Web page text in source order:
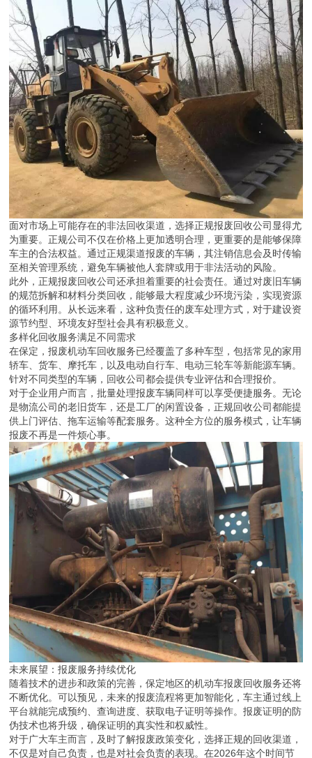
面对市场上可能存在的非法回收渠道，选择正规报废回收公司显得尤
为重要。正规公司不仅在价格上更加透明合理，更重要的是能够保障
车主的合法权益。通过正规渠道报废的车辆，其注销信息会及时传输
至相关管理系统，避免车辆被他人套牌或用于非法活动的风险。
此外，正规报废回收公司还承担着重要的社会责任。通过对废旧车辆
的规范拆解和材料分类回收，能够最大程度减少环境污染，实现资源
的循环利用。从长远来看，这种负责任的废车处理方式，对于建设资
源节约型、环境友好型社会具有积极意义。
多样化回收服务满足不同需求
在保定，报废机动车回收服务已经覆盖了多种车型，包括常见的家用
轿车、货车、摩托车，以及电动自行车、电动三轮车等新能源车辆。
针对不同类型的车辆，回收公司都会提供专业评估和合理报价。
对于企业用户而言，批量处理报废车辆同样可以享受便捷服务。无论
是物流公司的老旧货车，还是工厂的闲置设备，正规回收公司都能提
供上门评估、拖车运输等配套服务。这种全方位的服务模式，让车辆
报废不再是一件烦心事。
未来展望：报废服务持续优化
随着技术的进步和政策的完善，保定地区的机动车报废回收服务还将
不断优化。可以预见，未来的报废流程将更加智能化，车主通过线上
平台就能完成预约、查询进度、获取电子证明等操作。报废证明的防
伪技术也将升级，确保证明的真实性和权威性。
对于广大车主而言，及时了解报废政策变化，选择正规的回收渠道，
不仅是对自己负责，也是对社会负责的表现。在2026年这个时间节